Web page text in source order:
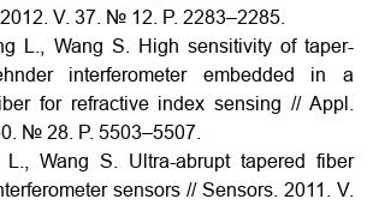
V. 37. № 12. P. 2283–2285.
L., Wang S. High sensitivity of taper-
interferometer embedded in a
for refractive index sensing // Appl.
№ 28. P. 5503–5507.
Wang S. Ultra-abrupt tapered fiber
sensors // Sensors. 2011. V.